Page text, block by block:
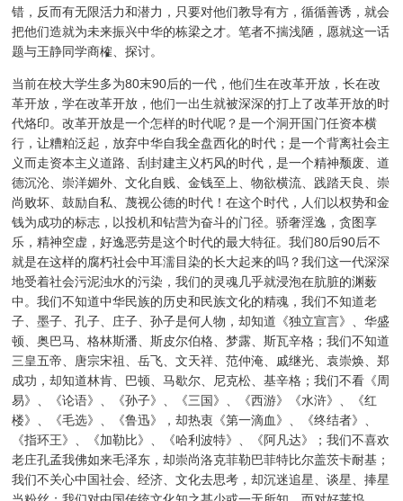
错，反而有无限活力和潜力，只要对他们教导有方，循循善诱，就会
把他们造就为未来振兴中华的栋梁之才。笔者不揣浅陋，愿就这一话
题与王静同学商榷、探讨。
当前在校大学生多为80末90后的一代，他们生在改革开放，长在改
革开放，学在改革开放，他们一出生就被深深的打上了改革开放的时
代烙印。改革开放是一个怎样的时代呢？是一个洞开国门任资本横
行，让糟粕泛起，放弃中华自我全盘西化的时代；是一个背离社会主
义而走资本主义道路、刮封建主义朽风的时代，是一个精神颓废、道
德沉沦、崇洋媚外、文化自贱、金钱至上、物欲横流、践踏天良、崇
尚败坏、鼓励自私、蔑视公德的时代！在这个时代，人们以权势和金
钱为成功的标志，以投机和钻营为奋斗的门径。骄奢淫逸，贪图享
乐，精神空虚，好逸恶劳是这个时代的最大特征。我们80后90后不
就是在这样的腐朽社会中耳濡目染的长大起来的吗？我们这一代深深
地受着社会污泥浊水的污染，我们的灵魂几乎就浸泡在肮脏的渊薮
中。我们不知道中华民族的历史和民族文化的精魂，我们不知道老
子、墨子、孔子、庄子、孙子是何人物，却知道《独立宣言》、华盛
顿、奥巴马、格林斯潘、斯皮尔伯格、梦露、斯瓦辛格；我们不知道
三皇五帝、唐宗宋祖、岳飞、文天祥、范仲淹、戚继光、袁崇焕、郑
成功，却知道林肯、巴顿、马歇尔、尼克松、基辛格；我们不看《周
易》、《论语》、《孙子》、《三国》、《西游》《水浒》、《红
楼》、《毛选》、《鲁迅》，却热衷《第一滴血》、《终结者》、
《指环王》、《加勒比》、《哈利波特》、《阿凡达》；我们不喜欢
老庄孔孟我佛如来毛泽东，却崇尚洛克菲勒巴菲特比尔盖茨卡耐基；
我们不关心中国社会、经济、文化去思考，却沉迷追星、谈星、捧星